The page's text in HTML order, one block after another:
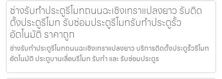
ช่างรับทำประตูรีโมทถนนฉะเชิงเทราแปลงยาว รับติด
ตั้งประตูรีโมท รับซ่อมประตูรีโมทรับทำประตูรั้ว
อัตโนมัติ ราคาถูก
ช่างรับทำประตูรีโมทถนนฉะเชิงเทราแปลงยาว บริการติดตั้งประตูรั้วรีโมท
อัตโนมัติ ประตูบานเลื่อนรีโมท รับทำ และ รับซ่อมประตูร